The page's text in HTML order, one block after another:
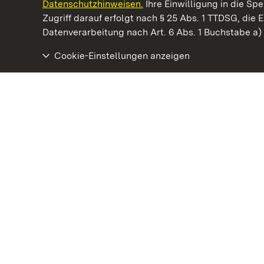
Datenschutzhinweisen. Ihre Einwilligung in die
Zugriff darauf erfolgt nach § 25 Abs. 1 TTDSG, die
Datenverarbeitung nach Art. 6 Abs. 1 Buchstabe a)
Cookie-Einstellungen anzeigen
Kommen. Staunen. Genießen.